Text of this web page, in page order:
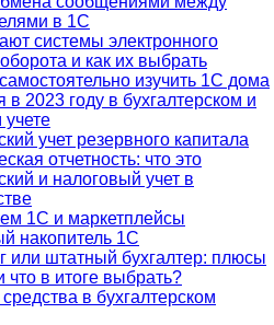
в 1С
системы электронного
и как их выбрать
изучить 1С дома
в 2023 году в бухгалтерском и
учете
учет резервного капитала
отчетность: что это
и налоговый учет в
1С и маркетплейсы
накопитель 1С
или штатный бухгалтер: плюсы
что в итоге выбрать?
в бухгалтерском